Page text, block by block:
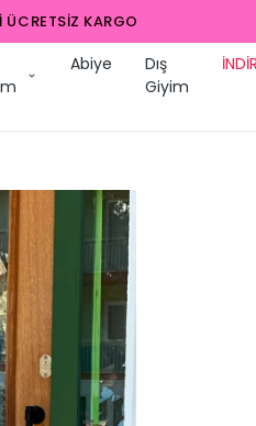
2000 TL ÜZERI ÜCRETSIZ KARGO
Abiye
Dış
Giyim